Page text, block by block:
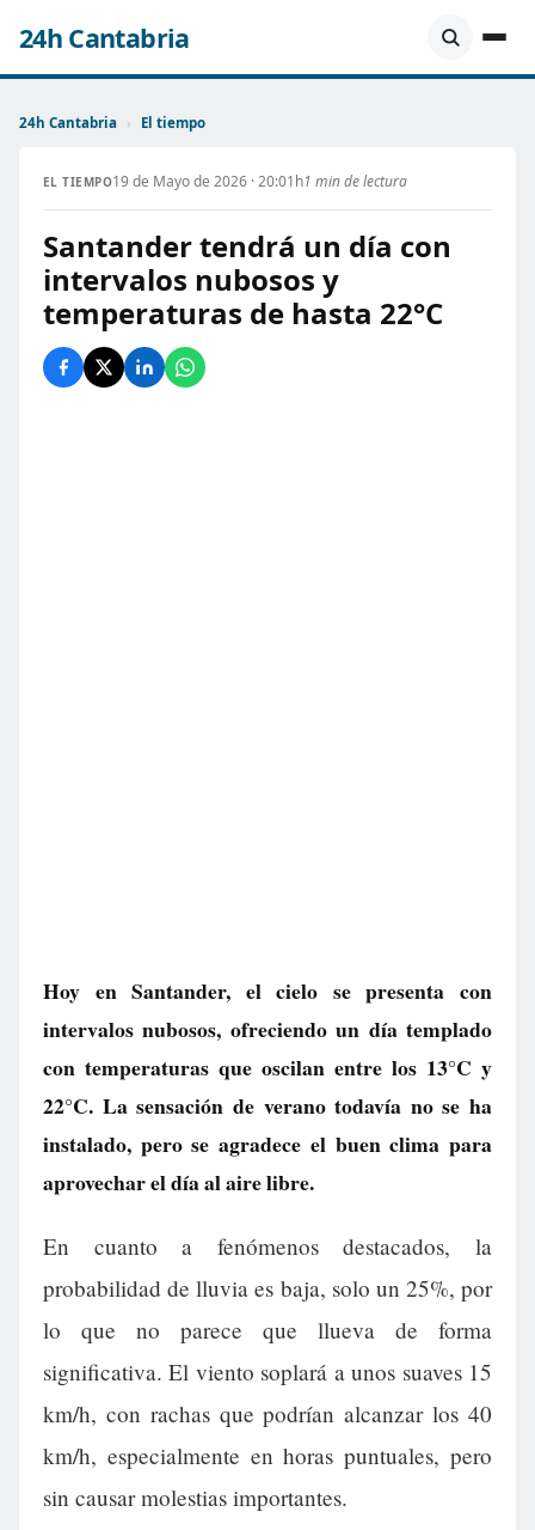
24h Cantabria
24h Cantabria › El tiempo
EL TIEMPO19 de Mayo de 2026 · 20:01h1 min de lectura
Santander tendrá un día con
intervalos nubosos y
temperaturas de hasta 22°C
Hoy en Santander, el cielo se presenta con
intervalos nubosos, ofreciendo un día templado
con temperaturas que oscilan entre los 13°C y
22°C. La sensación de verano todavía no se ha
instalado, pero se agradece el buen clima para
aprovechar el día al aire libre.
En cuanto a fenómenos destacados, la
probabilidad de lluvia es baja, solo un 25%, por
lo que no parece que llueva de forma
significativa. El viento soplará a unos suaves 15
km/h, con rachas que podrían alcanzar los 40
km/h, especialmente en horas puntuales, pero
sin causar molestias importantes.